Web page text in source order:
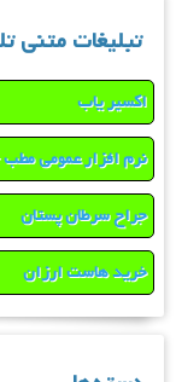
تبلیغات متنی
اکسیر یاب
نرم افزار عمومی
جراح سرطان پستان
خرید هاست ارزان